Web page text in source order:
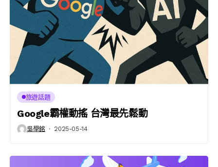
旅遊話題
Google霸權動搖 台灣最先鬆動
吳學銘 2025-05-14